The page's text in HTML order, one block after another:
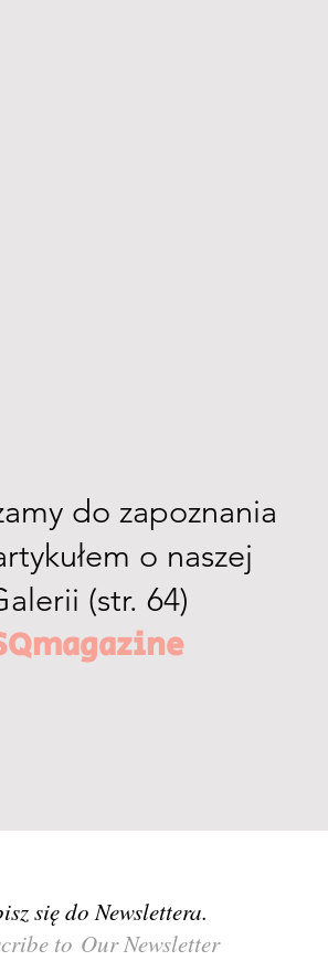
do zapoznania
o naszej
(str. 64)
się do Newslettera.
to Our Newsletter